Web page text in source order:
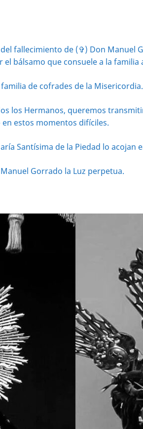
fallecimiento de (✞) Don Manuel
bálsamo que consuele a la familia
de cofrades de la Misericordia.
los Hermanos, queremos
estos momentos difíciles.
Santísima de la Piedad lo acojan
Gorrado la Luz perpetua.